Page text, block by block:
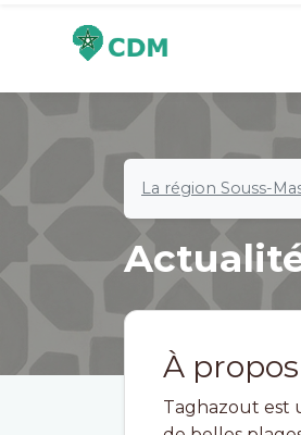
La région Souss-
À
Taghazout est